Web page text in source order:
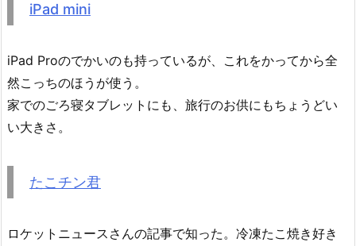
iPad mini
iPad Proのでかいのも持っているが、これをかってから全
然こっちのほうが使う。
家でのごろ寝タブレットにも、旅行のお供にもちょうどい
い大きさ。
たこチン君
ロケットニュースさんの記事で知った。冷凍たこ焼き好き